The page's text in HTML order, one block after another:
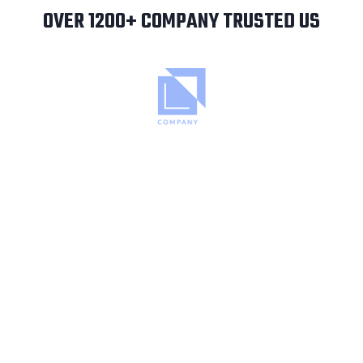
OVER 1200+ COMPANY TRUSTED US